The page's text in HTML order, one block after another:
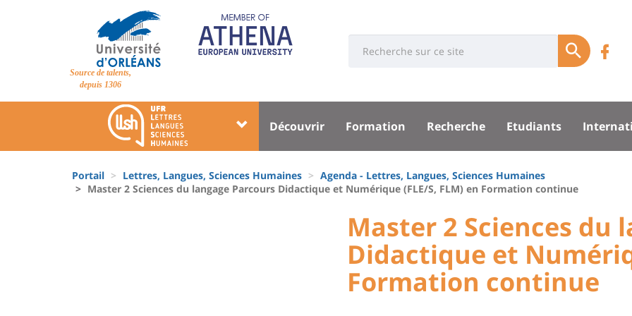
Site
Source de talents,
depuis 1306
Université
Soumettre
Université
Block
liste
Menu
principal
Découvrir Formation Recherche Etudiants
d'Ariane
Portail Lettres, Langues, Sciences Humaines
Agenda - Lettres, Langues, Sciences Humaines
Master 2 Sciences du langage Parcours Didactique et Numérique (FLE/S, FLM) en Formation continue
University
:
Main
content
Titre
de
Master 2 Sciences du
Didactique et
Formation continue